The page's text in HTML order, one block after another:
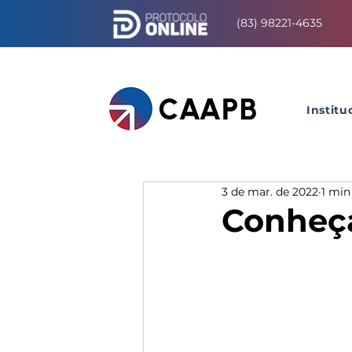
(83) 98221-4635
3 de mar. de 2022 1